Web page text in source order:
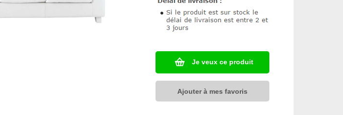
Je veux ce produit
Ajouter à mes favoris